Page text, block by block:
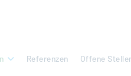
Referenzen Offene